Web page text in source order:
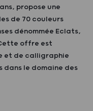
propose une
de 70 couleurs
dénommée Eclats,
offre est
et de calligraphie
dans le domaine des